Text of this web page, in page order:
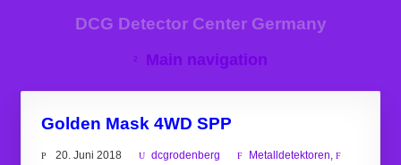
DCG Detector Center Germany
Main navigation
Golden Mask 4WD SPP
20. Juni 2018 dcgrodenberg Metalldetektoren,